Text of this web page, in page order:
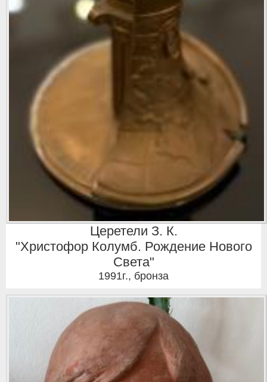
Церетели З. К.
"Христофор Колумб. Рождение Нового
Света"
1991г., бронза